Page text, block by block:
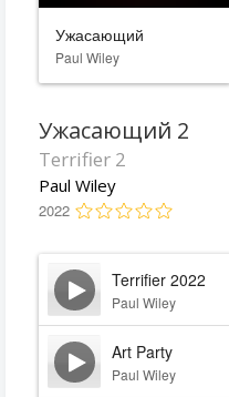
Ужасающий
Paul Wiley
Ужасающий 2
Terrifier 2
Paul Wiley
2022
Terrifier 2022
Paul Wiley
Art Party
Paul Wiley